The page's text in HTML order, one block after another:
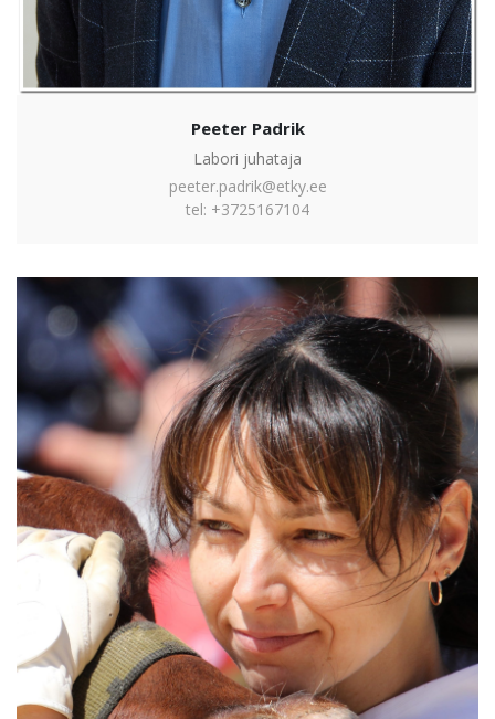
Peeter Padrik
Labori juhataja
peeter.padrik@etky.ee
tel: +3725167104